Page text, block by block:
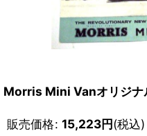
Morris Mini Vanオリジ
販売価格: 15,223円(税込)